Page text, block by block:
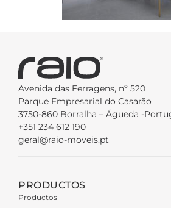
Avenida das Ferragens, nº 520
Parque Empresarial do Casarão
3750-860 Borralha – Águeda -
+351 234 612 190
geral@raio-moveis.pt
PRODUCTOS
Productos